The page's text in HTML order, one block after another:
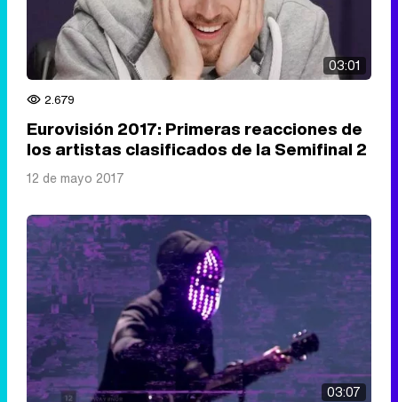
03:01
2.679
Eurovisión 2017: Primeras reacciones de
los artistas clasificados de la Semifinal 2
12 de mayo 2017
03:07